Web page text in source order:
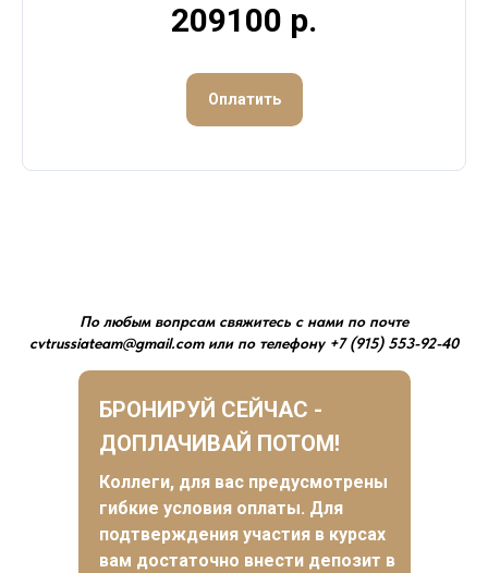
209100 р.
Оплатить
По любым вопрсам свяжитесь с нами по почте
cvtrussiateam@gmail.com или по телефону +7 (915) 553-92-40
БРОНИРУЙ СЕЙЧАС -
ДОПЛАЧИВАЙ ПОТОМ!
Коллеги, для вас предусмотрены
гибкие условия оплаты. Для
подтверждения участия в курсах
вам достаточно внести депозит в